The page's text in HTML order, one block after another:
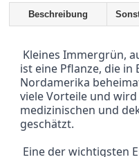
Beschreibung
ist eine Pflanze, die in
Nordamerika
viele Vorteile und
medizinischen und
geschätzt.